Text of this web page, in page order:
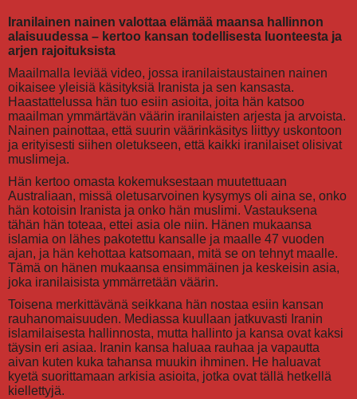
Iranilainen nainen valottaa elämää maansa hallinnon
alaisuudessa – kertoo kansan todellisesta luonteesta ja
arjen rajoituksista
Maailmalla leviää video, jossa iranilaistaustainen nainen
oikaisee yleisiä käsityksiä Iranista ja sen kansasta.
Haastattelussa hän tuo esiin asioita, joita hän katsoo
maailman ymmärtävän väärin iranilaisten arjesta ja arvoista.
Nainen painottaa, että suurin väärinkäsitys liittyy uskontoon
ja erityisesti siihen oletukseen, että kaikki iranilaiset olisivat
muslimeja.
Hän kertoo omasta kokemuksestaan muutettuaan
Australiaan, missä oletusarvoinen kysymys oli aina se, onko
hän kotoisin Iranista ja onko hän muslimi. Vastauksena
tähän hän toteaa, ettei asia ole niin. Hänen mukaansa
islamia on lähes pakotettu kansalle ja maalle 47 vuoden
ajan, ja hän kehottaa katsomaan, mitä se on tehnyt maalle.
Tämä on hänen mukaansa ensimmäinen ja keskeisin asia,
joka iranilaisista ymmärretään väärin.
Toisena merkittävänä seikkana hän nostaa esiin kansan
rauhanomaisuuden. Mediassa kuullaan jatkuvasti Iranin
islamilaisesta hallinnosta, mutta hallinto ja kansa ovat kaksi
täysin eri asiaa. Iranin kansa haluaa rauhaa ja vapautta
aivan kuten kuka tahansa muukin ihminen. He haluavat
kyetä suorittamaan arkisia asioita, jotka ovat tällä hetkellä
kiellettyjä.